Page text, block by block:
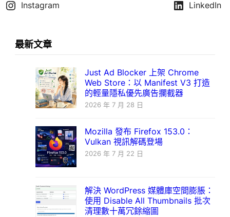
Instagram
LinkedIn
最新文章
Just Ad Blocker 上架 Chrome
Web Store：以 Manifest V3 打造
的輕量隱私優先廣告攔截器
2026 年 7 月 28 日
Mozilla 發布 Firefox 153.0：
Vulkan 視訊解碼登場
2026 年 7 月 22 日
解決 WordPress 媒體庫空間膨脹：
使用 Disable All Thumbnails 批次
清理數十萬冗餘縮圖